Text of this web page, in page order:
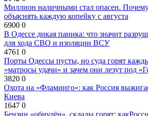
Миллион наличными стал опасен. Почему
объяснять каждую копейку с августа
6900 0
В Одессе дикая паника: что значит
для хода СВО и изоляции ВСУ
4761 0
Порты Одессы пусты, но суда горят
«матросы удачи» и зачем они лезут под
3820 0
Охота на «Фламинго»: как Россия
Киева
1647 0
Бензин «обнулён», склады горят: